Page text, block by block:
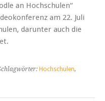
an Hochschulen“
am 22. Juli
darunter auch die
Hochschulen,